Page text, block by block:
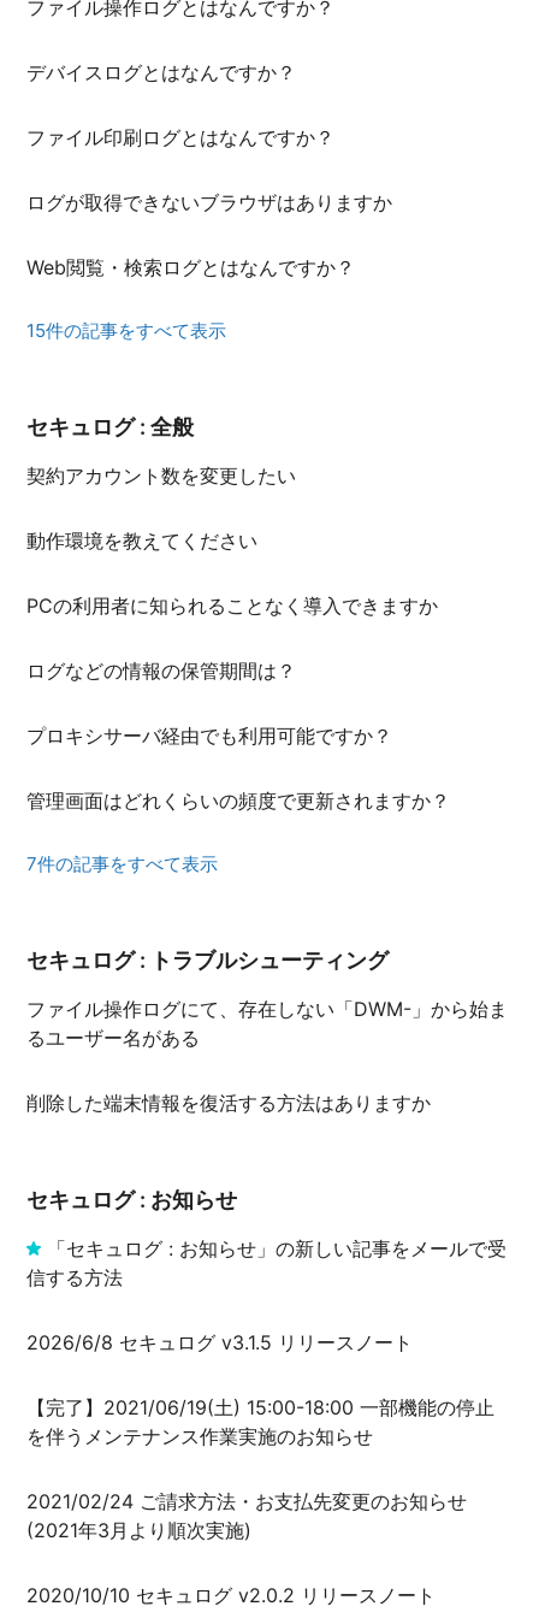
ファイル操作ログとはなんですか？
デバイスログとはなんですか？
ファイル印刷ログとはなんですか？
ログが取得できないブラウザはありますか
Web閲覧・検索ログとはなんですか？
15件の記事をすべて表示
セキュログ : 全般
契約アカウント数を変更したい
動作環境を教えてください
PCの利用者に知られることなく導入できますか
ログなどの情報の保管期間は？
プロキシサーバ経由でも利用可能ですか？
管理画面はどれくらいの頻度で更新されますか？
7件の記事をすべて表示
セキュログ : トラブルシューティング
ファイル操作ログにて、存在しない「DWM-」から始ま
るユーザー名がある
削除した端末情報を復活する方法はありますか
セキュログ : お知らせ
「セキュログ : お知らせ」の新しい記事をメールで受
信する方法
2026/6/8 セキュログ v3.1.5 リリースノート
【完了】2021/06/19(土) 15:00-18:00 一部機能の停止
を伴うメンテナンス作業実施のお知らせ
2021/02/24 ご請求方法・お支払先変更のお知らせ
(2021年3月より順次実施)
2020/10/10 セキュログ v2.0.2 リリースノート